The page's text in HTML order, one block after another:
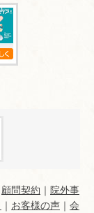
顧問契約
院外事
お客様の声 会